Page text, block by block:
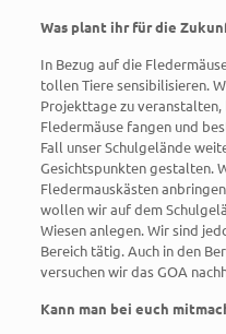
Was plant ihr für die
In Bezug auf die
tollen Tiere sensibilisieren.
Projekttage zu
Fledermäuse fangen und
Fall unser Schulgelände
Gesichtspunkten gestalten.
Fledermauskästen
wollen wir auf dem
Wiesen anlegen. Wir sind
Bereich tätig. Auch in den
versuchen wir das GOA
Kann man bei euch